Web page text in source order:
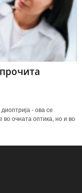
- ова се
очната оптика, но и во